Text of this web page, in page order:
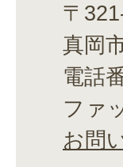
〒
真岡
電話
ファ
お問